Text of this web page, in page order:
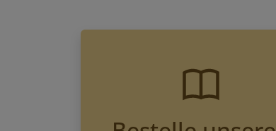
Bestelle